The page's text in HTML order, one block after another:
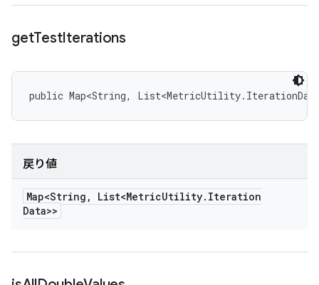
getTestIterations
public Map<String,
戻り値
Map<String , List<MetricUtility. Iteration
Data>>